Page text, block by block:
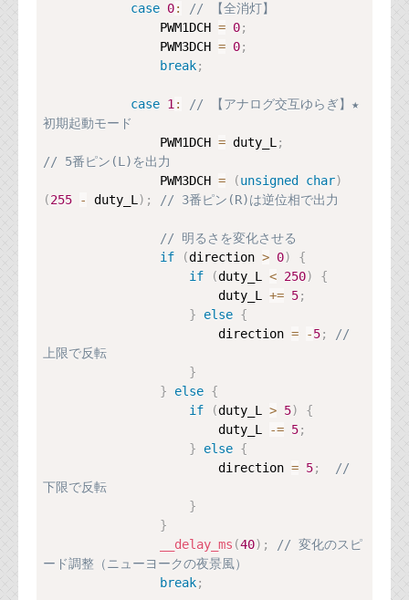
case 0:
// 【全消灯】
                PWM1DCH
= 0;
                PWM3DCH
= 0;
break;
case 1 :
// 【アナログ交互ゆらぎ】★
初期起動モード
                PWM1DCH
= duty_L ;
// 5番ピン(L)を出力
                PWM3DCH
= (unsigned char)
(255 - duty_L ) ; // 3番ピン(R)は逆位相で出力
// 明るさを変化させる
if
(direction > 0)
{
if
(duty_L < 250)
{
                        duty_L
+= 5;
}
else {
                        direction
= -5;
//
上限で反転
}
}
else {
if
(duty_L > 5)
{
                        duty_L
-= 5;
}
else {
                        direction
= 5;
//
下限で反転
}
}
__delay_ms (40) ;
// 変化のスピ
ード調整（ニューヨークの夜景風）
break;